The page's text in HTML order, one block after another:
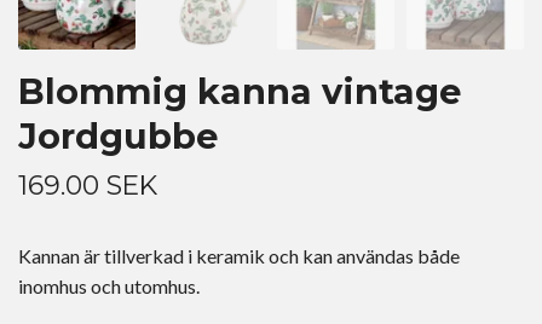
Blommig kanna vintage
Jordgubbe
169.00 SEK
Kannan är tillverkad i keramik och kan användas både
inomhus och utomhus.